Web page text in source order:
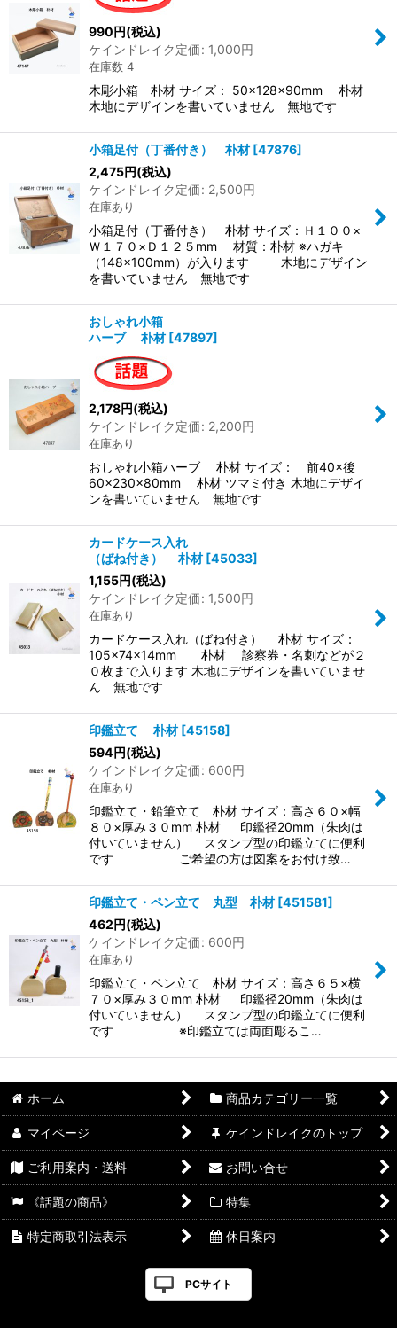
990円(税込)
ケインドレイク定価: 1,000円
在庫数 4
木彫小箱 朴材 サイズ： 50×128×90mm 朴材
木地にデザインを書いていません 無地です
小箱足付（丁番付き） 朴材 [47876]
2,475円(税込)
ケインドレイク定価: 2,500円
在庫あり
小箱足付（丁番付き） 朴材 サイズ：Ｈ１００×
Ｗ１７０×Ｄ１２５mm 材質：朴材 ※ハガキ
（148×100mm）が入ります 木地にデザイン
を書いていません 無地です
おしゃれ小箱
ハーブ 朴材 [47897]
2,178円(税込)
ケインドレイク定価: 2,200円
在庫あり
おしゃれ小箱ハーブ 朴材 サイズ： 前40×後
60×230×80mm 朴材 ツマミ付き 木地にデザイ
ンを書いていません 無地です
カードケース入れ
（ばね付き） 朴材 [45033]
1,155円(税込)
ケインドレイク定価: 1,500円
在庫あり
カードケース入れ（ばね付き） 朴材 サイズ：
105×74×14mm 朴材 診察券・名刺などが２
０枚まで入ります 木地にデザインを書いていませ
ん 無地です
印鑑立て 朴材 [45158]
594円(税込)
ケインドレイク定価: 600円
在庫あり
印鑑立て・鉛筆立て 朴材 サイズ：高さ６０×幅
８０×厚み３０mm 朴材 印鑑径20mm（朱肉は
付いていません） スタンプ型の印鑑立てに便利
です ご希望の方は図案をお付け致…
印鑑立て・ペン立て 丸型 朴材 [451581]
462円(税込)
ケインドレイク定価: 600円
在庫あり
印鑑立て・ペン立て 朴材 サイズ：高さ６５×横
７０×厚み３０mm 朴材 印鑑径20mm（朱肉は
付いていません） スタンプ型の印鑑立てに便利
です ※印鑑立ては両面彫るこ…
ホーム 商品カテゴリー一覧
マイページ ケインドレイクのトップ
ご利用案内・送料 お問い合せ
《話題の商品》 特集
特定商取引法表示 休日案内
PCサイト